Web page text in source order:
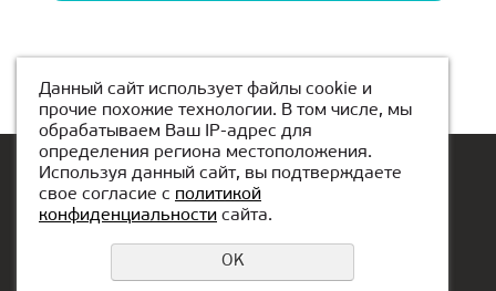
ადგილის დაჯავშნა
Privacy Policy
Данный сайт использует файлы cookie и
прочие похожие технологии. В том числе, мы
обрабатываем Ваш IP-адрес для
определения региона местоположения.
Используя данный сайт, вы подтверждаете
свое согласие с политикой
конфиденциальности сайта.
OK